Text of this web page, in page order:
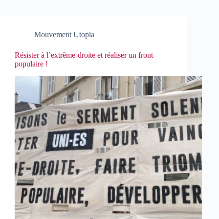
Mouvement Utopia
Résister à l’extrême-droite et réaliser un front
populaire !